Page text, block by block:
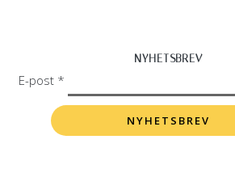
NYHETSBREV
E-post *